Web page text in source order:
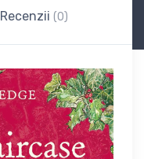
Recenzii (0)